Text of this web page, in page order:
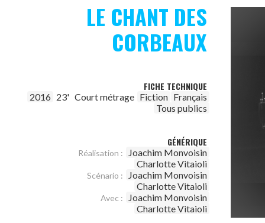
LE CHANT DES
CORBEAUX
FICHE TECHNIQUE
2016 23' Court métrage Fiction Français
Tous publics
GÉNÉRIQUE
Réalisation :
Joachim Monvoisin
Charlotte Vitaioli
Scénario :
Joachim Monvoisin
Charlotte Vitaioli
Avec :
Joachim Monvoisin
Charlotte Vitaioli